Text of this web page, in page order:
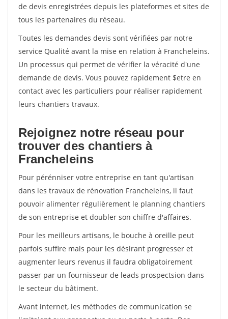
de devis enregistrées depuis les plateformes et sites de
tous les partenaires du réseau.
Toutes les demandes devis sont vérifiées par notre
service Qualité avant la mise en relation à Francheleins.
Un processus qui permet de vérifier la véracité d'une
demande de devis. Vous pouvez rapidement $etre en
contact avec les particuliers pour réaliser rapidement
leurs chantiers travaux.
Rejoignez notre réseau pour
trouver des chantiers à
Francheleins
Pour pérénniser votre entreprise en tant qu'artisan
dans les travaux de rénovation Francheleins, il faut
pouvoir alimenter régulièrement le planning chantiers
de son entreprise et doubler son chiffre d'affaires.
Pour les meilleurs artisans, le bouche à oreille peut
parfois suffire mais pour les désirant progresser et
augmenter leurs revenus il faudra obligatoirement
passer par un fournisseur de leads prospectsion dans
le secteur du bâtiment.
Avant internet, les méthodes de communication se